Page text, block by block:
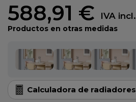
588,91 € IVA incl.
Productos en otras medidas
Calculadora de radiadores